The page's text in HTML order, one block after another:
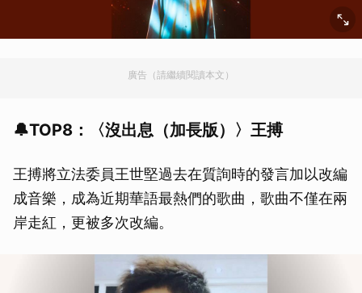
廣告（請繼續閱讀本文）
🔔TOP8：〈沒出息（加長版）〉王搏
王搏將立法委員王世堅過去在質詢時的發言加以改編
成音樂，成為近期華語最熱們的歌曲，歌曲不僅在兩
岸走紅，更被多次改編。